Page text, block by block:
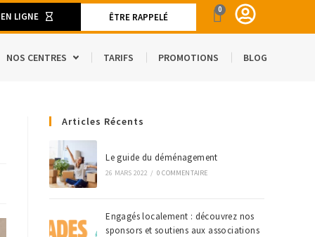
LIGNE ÊTRE RAPPELÉ
0
ET MATÉRIELS DE DÉMÉNAGEMENT
NOS CENTRES TARIFS PROMOTIONS BLOG
Articles Récents
Le guide du déménagement
26 MARS 2022 / 0 COMMENTAIRE
Engagés localement : découvrez nos
sponsors et soutiens aux associations